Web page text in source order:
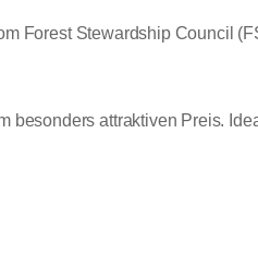
Forest Stewardship Council
attraktiven Preis.